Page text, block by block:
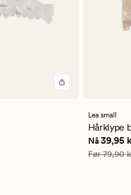
Lea small
Hårklype
Nå 39,95
Vanlig pris
Før79,90